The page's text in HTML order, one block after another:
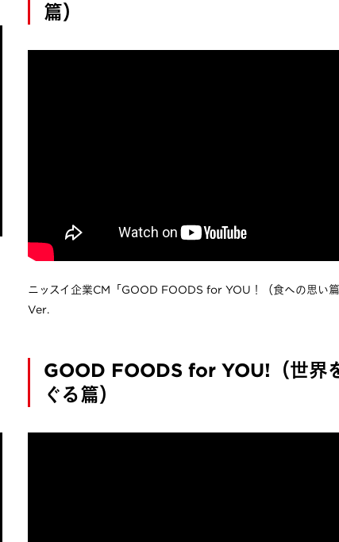
篇）
ニッスイ企業CM「GOOD FOODS for YOU！（食への思い
Ver.
GOOD FOODS for YOU!（世界
ぐる篇）